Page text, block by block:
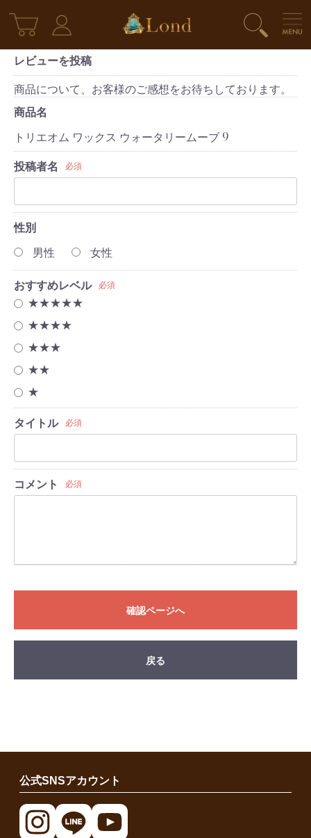
レビューを投稿
商品について、お客様のご感想をお待ちしております。
商品名
トリエオム ワックス ウォータリームーブ 9
投稿者名
必須
性別
男性
女性
おすすめレベル 必須
★★★★★
★★★★
★★★
★★
★
タイトル 必須
コメント 必須
確認ページへ
戻る
公式SNSアカウント